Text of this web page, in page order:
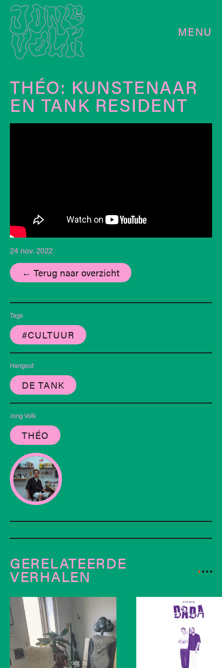
MENU
THÉO: KUNSTENAAR
EN TANK RESIDENT
24 nov. 2022
← Terug naar overzicht
Tags
#CULTUUR
Hangout
DE TANK
Jong Volk
THÉO
GERELATEERDE
VERHALEN